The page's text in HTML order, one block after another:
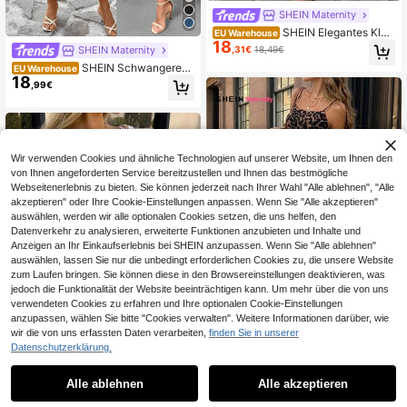
SHEIN Maternity
EU Warehouse SHEIN Schwangeren
Frauen Einfarbiges Lässig Rundhals
Kurzarm Kleid
18 ,99€
#Frühes Frühlingskleid
EU Warehouse SHEIN Schwangersch
SHEIN Maternity
EU Warehouse SHEIN Elegantes Klei
d für schwangere Frauen mit Polka
Dot Muster und Twist Design, Kurza
18 ,31€ 18,49€
EU Warehouse SHEIN Modisches Um
standskleid mit Leopardenmuster o
hne Ärmel für Sommerausflüge
1
Wir verwenden Cookies und ähnliche Technologien auf unserer Website, um Ihnen den
von Ihnen angeforderten Service bereitzustellen und Ihnen das bestmögliche
Webseitenerlebnis zu bieten. Sie können jederzeit nach Ihrer Wahl "Alle ablehnen", "Alle
akzeptieren" oder Ihre Cookie-Einstellungen anpassen. Wenn Sie "Alle akzeptieren"
auswählen, werden wir alle optionalen Cookies setzen, die uns helfen, den
Datenverkehr zu analysieren, erweiterte Funktionen anzubieten und Inhalte und
Anzeigen an Ihr Einkaufserlebnis bei SHEIN anzupassen. Wenn Sie "Alle ablehnen"
auswählen, lassen Sie nur die unbedingt erforderlichen Cookies zu, die unsere Website
zum Laufen bringen. Sie können diese in den Browsereinstellungen deaktivieren, was
jedoch die Funktionalität der Website beeinträchtigen kann. Um mehr über die von uns
verwendeten Cookies zu erfahren und Ihre optionalen Cookie-Einstellungen
anzupassen, wählen Sie bitte "Cookies verwalten". Weitere Informationen darüber, wie
wir die von uns erfassten Daten verarbeiten, finden Sie in unserer
Datenschutzerklärung.
Alle ablehnen Alle akzeptieren